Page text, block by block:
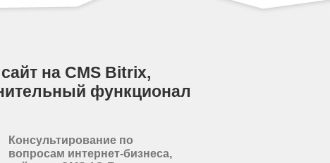
на CMS Bitrix,
функционал
Консультирование по
вопросам интернет-бизнеса,